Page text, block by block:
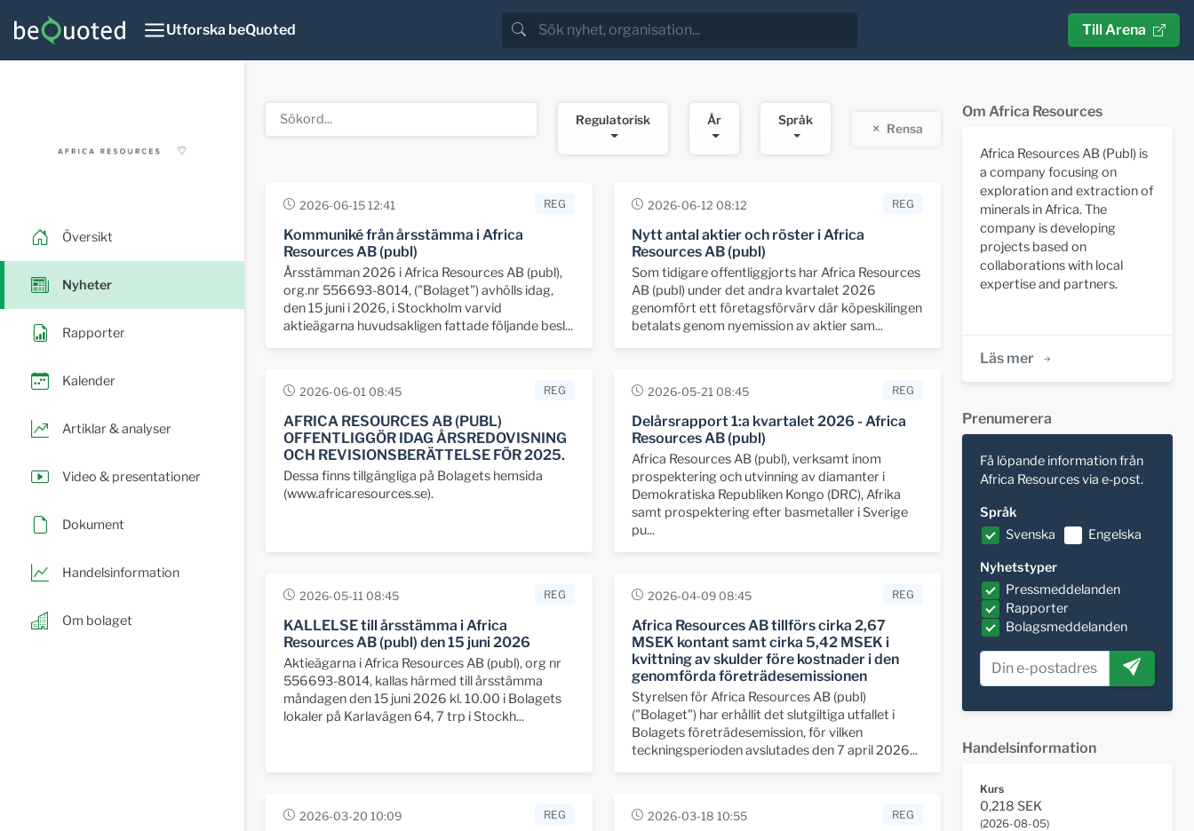
Utforska beQuoted Till Arena
Översikt
Nyheter
Rapporter
Kalender
Artiklar & analyser
Video & presentationer
Dokument
Handelsinformation
Om bolaget
Regulatorisk År Språk
Rensa
2026-06-15 12:41 REG
Kommuniké från årsstämma i Africa
Resources AB (publ)
Årsstämman 2026 i Africa Resources AB (publ),
org.nr 556693-8014, ("Bolaget") avhölls idag,
den 15 juni i 2026, i Stockholm varvid
aktieägarna huvudsakligen fattade följande besl...
2026-06-12 08:12 REG
Nytt antal aktier och röster i Africa
Resources AB (publ)
Som tidigare offentliggjorts har Africa Resources
AB (publ) under det andra kvartalet 2026
genomfört ett företagsförvärv där köpeskilingen
betalats genom nyemission av aktier sam...
2026-06-01 08:45 REG
AFRICA RESOURCES AB (PUBL)
OFFENTLIGGÖR IDAG ÅRSREDOVISNING
OCH REVISIONSBERÄTTELSE FÖR 2025.
Dessa finns tillgängliga på Bolagets hemsida
(www.africaresources.se).
2026-05-21 08:45 REG
Delårsrapport 1:a kvartalet 2026 - Africa
Resources AB (publ)
Africa Resources AB (publ), verksamt inom
prospektering och utvinning av diamanter i
Demokratiska Republiken Kongo (DRC), Afrika
samt prospektering efter basmetaller i Sverige
pu...
2026-05-11 08:45 REG
KALLELSE till årsstämma i Africa
Resources AB (publ) den 15 juni 2026
Aktieägarna i Africa Resources AB (publ), org nr
556693-8014, kallas härmed till årsstämma
måndagen den 15 juni 2026 kl. 10.00 i Bolagets
lokaler på Karlavägen 64, 7 trp i Stockh...
2026-04-09 08:45 REG
Africa Resources AB tillförs cirka 2,67
MSEK kontant samt cirka 5,42 MSEK i
kvittning av skulder före kostnader i den
genomförda företrädesemissionen
Styrelsen för Africa Resources AB (publ)
("Bolaget") har erhållit det slutgiltiga utfallet i
Bolagets företrädesemission, för vilken
teckningsperioden avslutades den 7 april 2026...
2026-03-20 10:09 REG 2026-03-18 10:55 REG
Om Africa Resources
Africa Resources AB (Publ) is
a company focusing on
exploration and extraction of
minerals in Africa. The
company is developing
projects based on
collaborations with local
expertise and partners.
Läs mer
Prenumerera
Få löpande information från
Africa Resources via e-post.
Språk
Svenska
Engelska
Nyhetstyper
Pressmeddelanden
Rapporter
Bolagsmeddelanden
Handelsinformation
Kurs
0,218 SEK
(2026-08-05)